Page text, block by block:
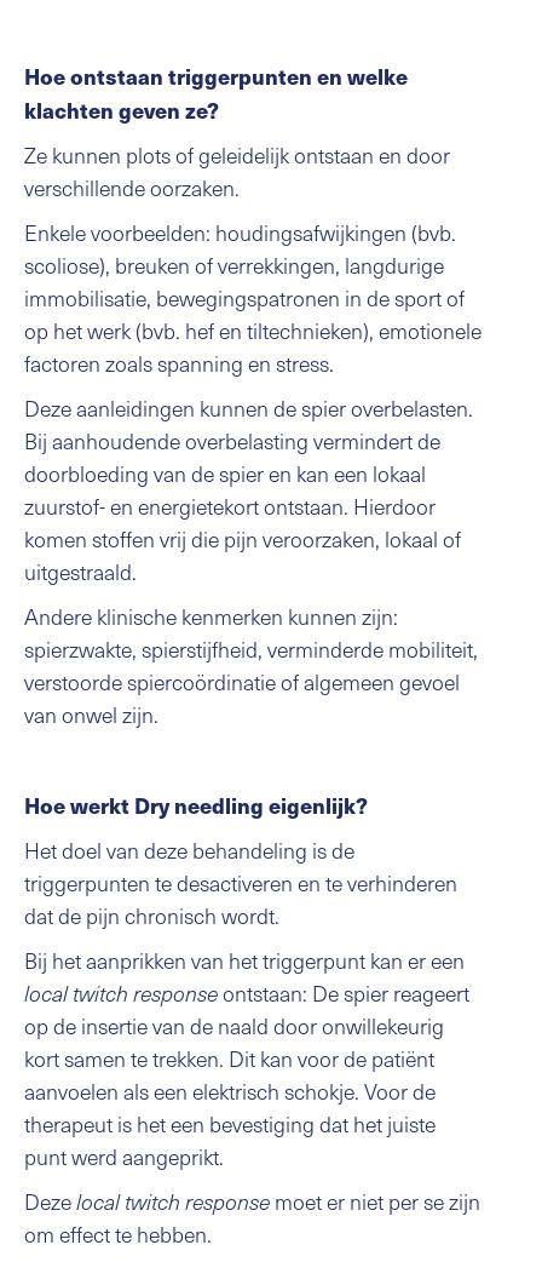
Hoe ontstaan triggerpunten en welke
klachten geven ze?
Ze kunnen plots of geleidelijk ontstaan en door
verschillende oorzaken.
Enkele voorbeelden: houdingsafwijkingen (bvb.
scoliose), breuken of verrekkingen, langdurige
immobilisatie, bewegingspatronen in de sport of
op het werk (bvb. hef en tiltechnieken), emotionele
factoren zoals spanning en stress.
Deze aanleidingen kunnen de spier overbelasten.
Bij aanhoudende overbelasting vermindert de
doorbloeding van de spier en kan een lokaal
zuurstof- en energietekort ontstaan. Hierdoor
komen stoffen vrij die pijn veroorzaken, lokaal of
uitgestraald.
Andere klinische kenmerken kunnen zijn:
spierzwakte, spierstijfheid, verminderde mobiliteit,
verstoorde spiercoördinatie of algemeen gevoel
van onwel zijn.
Hoe werkt Dry needling eigenlijk?
Het doel van deze behandeling is de
triggerpunten te desactiveren en te verhinderen
dat de pijn chronisch wordt.
Bij het aanprikken van het triggerpunt kan er een
local twitch responseontstaan: De spier reageert
op de insertie van de naald door onwillekeurig
kort samen te trekken. Dit kan voor de patiënt
aanvoelen als een elektrisch schokje. Voor de
therapeut is het een bevestiging dat het juiste
punt werd aangeprikt.
Dezelocal twitch response moet er niet per se zijn
om effect te hebben.